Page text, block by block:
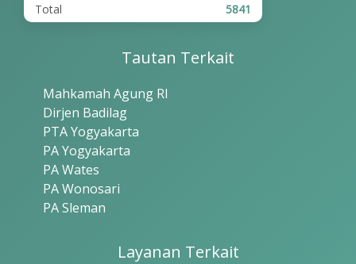
Total
5841
Tautan Terkait
Mahkamah Agung RI
Dirjen Badilag
PTA Yogyakarta
PA Yogyakarta
PA Wates
PA Wonosari
PA Sleman
Layanan Terkait